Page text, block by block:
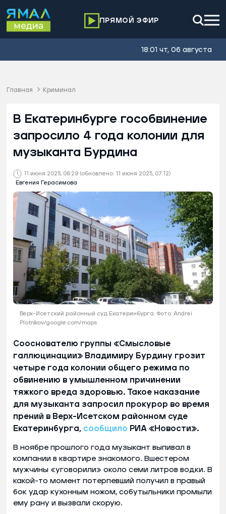
ПРЯМОЙ ЭФИР
18:01 чт, 06 августа
Главная Криминал
11 июня 2025, 06:29 (обновлено: 11 июня 2025, 07:12)
Евгения Герасимова
В Екатеринбурге гособвинение
запросило 4 года колонии для
музыканта Бурдина
Верх-Исетский районный суд Екатеринбурга. Фото: Andrei
Plotnikov/google.com/maps
Сооснователю группы «Смысловые
галлюцинации» Владимиру Бурдину грозит
четыре года колонии общего режима по
обвинению в умышленном причинении
тяжкого вреда здоровью. Такое наказание
для музыканта запросил прокурор во время
прений в Верх-Исетском районном суде
Екатеринбурга, сообщило РИА «Новости».
В ноябре прошлого года музыкант выпивал в
компании в квартире знакомого. Вшестером
мужчины «уговорили» около семи литров водки. В
какой-то момент потерпевший получил в правый
бок удар кухонным ножом, собутыльники промыли
ему рану и вызвали скорую.